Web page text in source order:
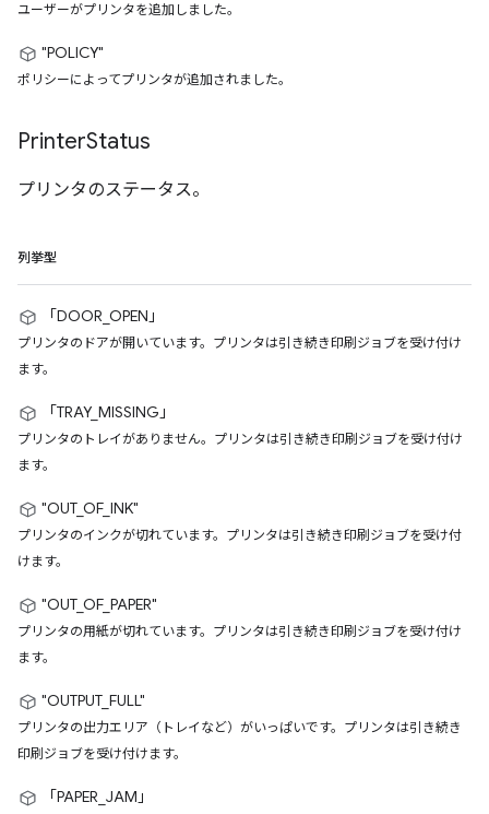
ユーザーがプリンタを追加しました。
"POLICY"
ポリシーによってプリンタが追加されました。
PrinterStatus
プリンタのステータス。
列挙型
「DOOR_OPEN」
プリンタのドアが開いています。プリンタは引き続き印刷ジョブを受け付け
ます。
「TRAY_MISSING」
プリンタのトレイがありません。プリンタは引き続き印刷ジョブを受け付け
ます。
"OUT_OF_INK"
プリンタのインクが切れています。プリンタは引き続き印刷ジョブを受け付
けます。
"OUT_OF_PAPER"
プリンタの用紙が切れています。プリンタは引き続き印刷ジョブを受け付け
ます。
"OUTPUT_FULL"
プリンタの出力エリア（トレイなど）がいっぱいです。プリンタは引き続き
印刷ジョブを受け付けます。
「PAPER_JAM」